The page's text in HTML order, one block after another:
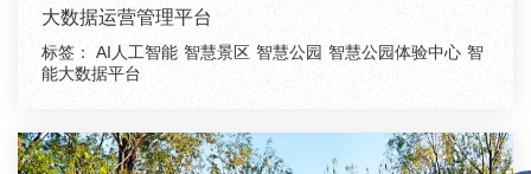
大数据运营管理平台
标签： AI人工智能 智慧景区 智慧公园 智慧公园体验中心 智
能大数据平台